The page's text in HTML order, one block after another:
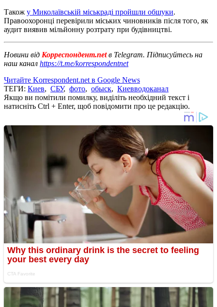
Також у Миколаївській міськраді пройшли обшуки.
Правоохоронці перевірили міських чиновників після того, як
аудит виявив мільйонну розтрату при будівництві.
Новини від Корреспондент.netв Telegram. Підписуйтесь на
наш канал https://t.me/korrespondentnet
Читайте Korrespondent.net в Google News
ТЕГИ: Киев, СБУ, фото, обыск, Киевводоканал
Якщо ви помітили помилку, виділіть необхідний текст і
натисніть Ctrl + Enter, щоб повідомити про це редакцію.